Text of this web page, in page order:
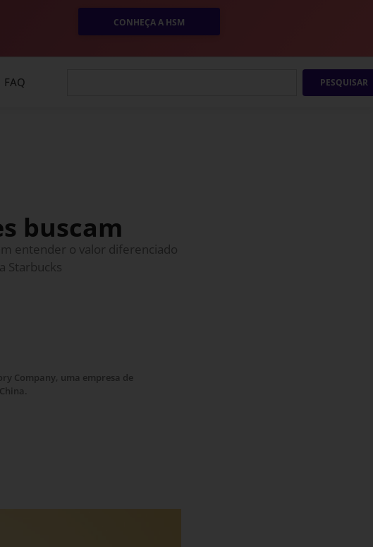
CONHEÇA A HSM
FAQ PESQUISAR
buscam
entender o valor diferenciado
Starbucks
Company, uma empresa de